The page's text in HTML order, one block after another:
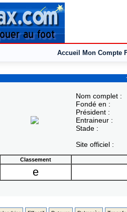
Accueil Mon Compte
Nom complet :
Fondé en :
Président :
Entraineur :
Stade :
Site officiel :
Classement
e